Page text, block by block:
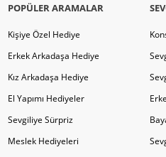
POPÜLER ARAMALAR
Kişiye Özel Hediye
Erkek Arkadaşa Hediye
Kız Arkadaşa Hediye
El Yapımı Hediyeler
Sevgiliye Sürpriz
Meslek Hediyeleri